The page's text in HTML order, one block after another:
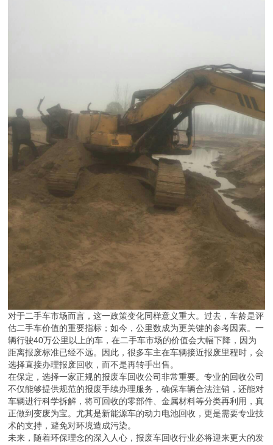
对于二手车市场而言，这一政策变化同样意义重大。过去，车龄是评
估二手车价值的重要指标；如今，公里数成为更关键的参考因素。一
辆行驶40万公里以上的车，在二手车市场的价值会大幅下降，因为
距离报废标准已经不远。因此，很多车主在车辆接近报废里程时，会
选择直接办理报废回收，而不是再转手出售。
在保定，选择一家正规的报废车回收公司非常重要。专业的回收公司
不仅能够提供规范的报废手续办理服务，确保车辆合法注销，还能对
车辆进行科学拆解，将可回收的零部件、金属材料等分类再利用，真
正做到变废为宝。尤其是新能源车的动力电池回收，更是需要专业技
术的支持，避免对环境造成污染。
未来，随着环保理念的深入人心，报废车回收行业必将迎来更大的发